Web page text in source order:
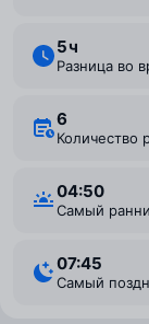
5 ⁠ч
Разница во
6
04:50
Самый
07:45
Самый